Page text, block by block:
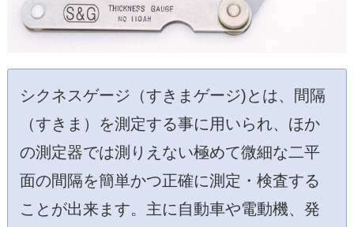
シクネスゲージ（すきまゲージ)とは、間隔
（すきま）を測定する事に用いられ、ほか
の測定器では測りえない極めて微細な二平
面の間隔を簡単かつ正確に測定・検査する
ことが出来ます。主に自動車や電動機、発